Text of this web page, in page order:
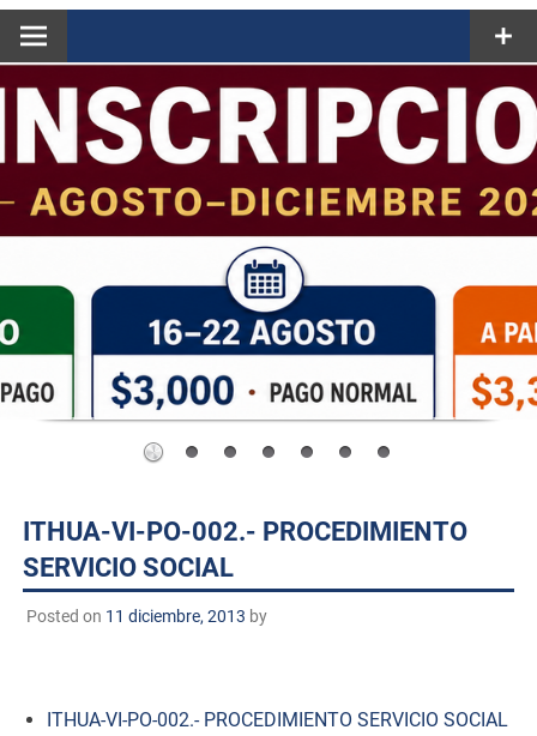
ITHUA-VI-PO-002.- PROCEDIMIENTO
SERVICIO SOCIAL
Posted on 11 diciembre, 2013 by
ITHUA-VI-PO-002.- PROCEDIMIENTO SERVICIO SOCIAL